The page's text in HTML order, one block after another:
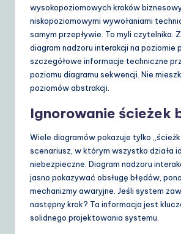
wysokopoziomowych kroków
niskopoziomowymi wywołaniami
samym przepływie. To myli czytelnika.
diagram nadzoru interakcji na poziomie
szczegółowe informacje techniczne
poziomu diagramu sekwencji. Nie
poziomów abstrakcji.
Ignorowanie ścieżek
Wiele diagramów pokazuje tylko
scenariusz, w którym wszystko działa
niebezpieczne. Diagram nadzoru
jasno pokazywać obsługę błędów,
mechanizmy awaryjne. Jeśli system
następny krok? Ta informacja jest
solidnego projektowania systemu.